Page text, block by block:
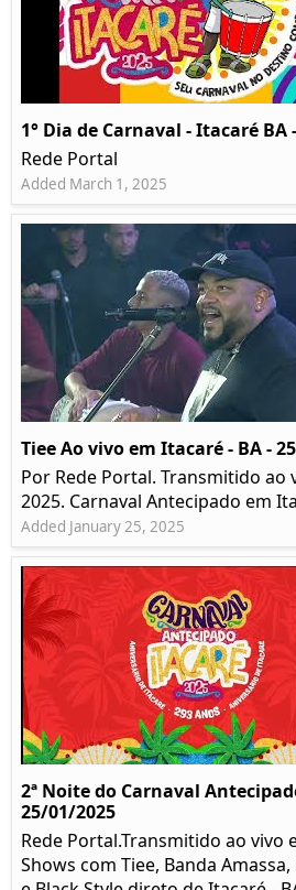
1° Dia de Carnaval - Itacaré BA
Rede Portal
Added March 1, 2025
Tiee Ao vivo em Itacaré - BA -
Por Rede Portal. Transmitido ao
2025. Carnaval Antecipado em
Added January 25, 2025
2ª Noite do Carnaval
25/01/2025
Rede Portal.Transmitido ao vivo
Shows com Tiee, Banda